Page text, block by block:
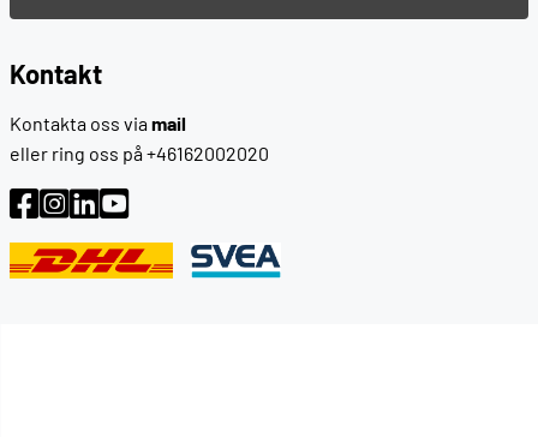
Kontakt
Kontakta oss viamail
eller ring oss på +46162002020